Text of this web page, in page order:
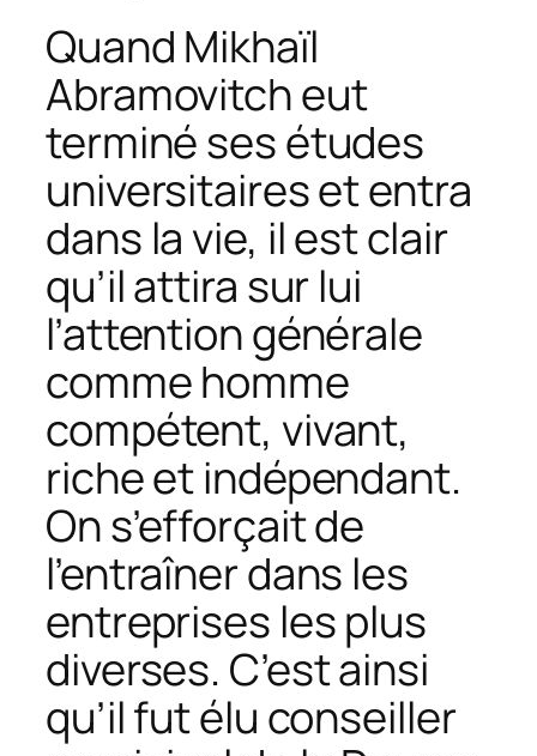
Quand Mikhaïl
Abramovitch eut
terminé ses études
universitaires et entra
dans la vie, il est clair
qu’il attira sur lui
l’attention générale
comme homme
compétent, vivant,
riche et indépendant.
On s’efforçait de
l’entraîner dans les
entreprises les plus
diverses. C’est ainsi
qu’il fut élu conseiller